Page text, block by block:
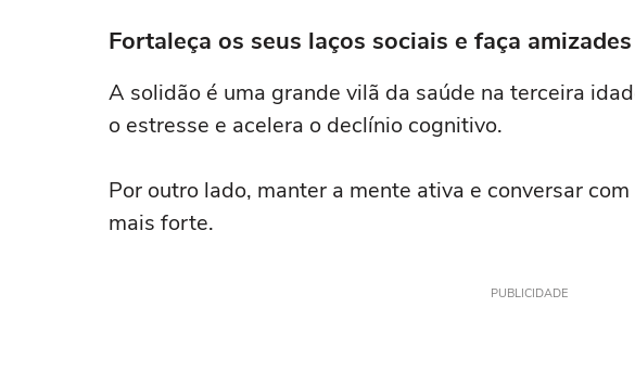
Fortaleça os seus laços sociais e faça amizades
A solidão é uma grande vilã da saúde na terceira
o estresse e acelera o declínio cognitivo.
Por outro lado, manter a mente ativa e conversar
mais forte.
PUBLICIDADE